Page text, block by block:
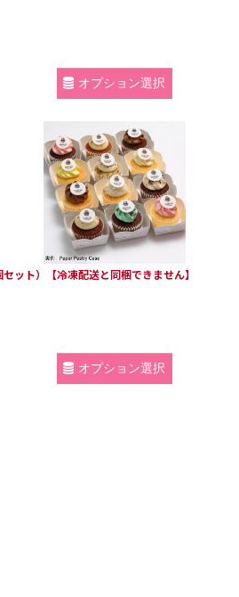
オプション選択
ット）【冷凍配送と同梱できません】
オプション選択